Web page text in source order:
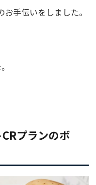
手伝いをしました。
プランのボ